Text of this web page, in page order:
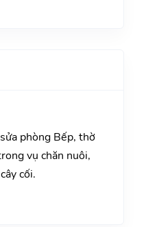
phòng Bếp, thờ
vụ chăn nuôi,
cối.